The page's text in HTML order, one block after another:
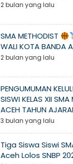
2 bulan yang lalu
SMA METHODIST
WALI KOTA BANDA
2 bulan yang lalu
PENGUMUMAN
SISWI KELAS XII
ACEH TAHUN
3 bulan yang lalu
Tiga Siswa Siswi
Aceh Lolos SNBP